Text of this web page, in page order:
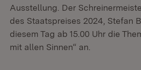
Ausstellung. Der
des Staatspreises 2024, Stefan
diesem Tag ab 15.00 Uhr die
mit allen Sinnen“ an.